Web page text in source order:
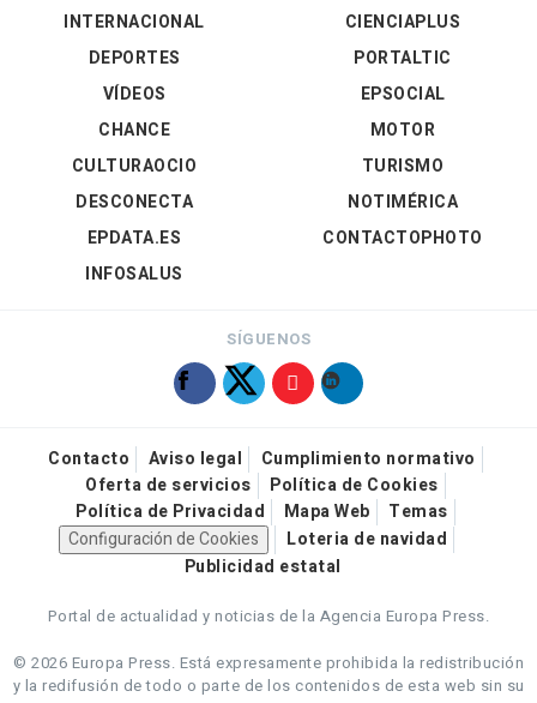
INTERNACIONAL
DEPORTES
VÍDEOS
CIENCIAPLUS
PORTALTIC
EPSOCIAL
CHANCE
CULTURAOCIO
DESCONECTA
EPDATA.ES
INFOSALUS
MOTOR
TURISMO
NOTIMÉRICA
CONTACTOPHOTO
SÍGUENOS
Contacto Aviso legal
Cumplimiento normativo
Oferta de servicios
Política de Cookies
Política de Privacidad
Mapa Web
Temas
Configuración de Cookies
Loteria de navidad
Publicidad estatal
Portal de actualidad y noticias de la Agencia Europa Press.
© 2026 Europa Press. Está expresamente prohibida la redistribución
y la redifusión de todo o parte de los contenidos de esta web sin su